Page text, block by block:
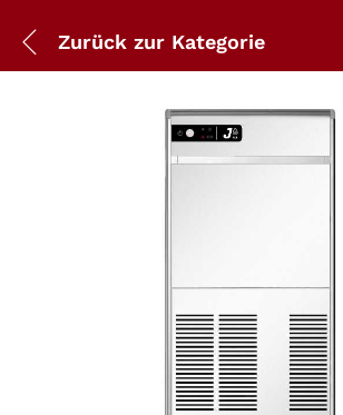
Zurück zur Kategorie